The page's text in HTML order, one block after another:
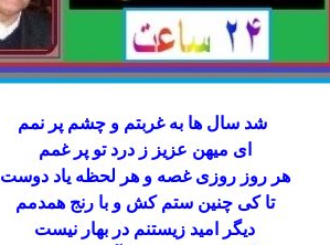
شد سال‌ ها به غربتم و چشم پر‌ نمم
ای‌ میهن عزیز ز درد تو پر غمم
هر روز روزی غصه و هر لحظه یاد دوست
تا کی چنین ستم کش و با رنج همدمم
دیگر امید زیستنم در بهار نیست